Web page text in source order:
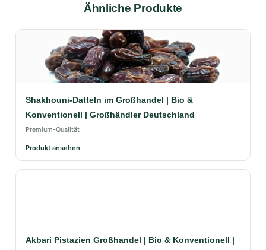
Ähnliche Produkte
Shakhouni-Datteln im Großhandel | Bio &
Konventionell | Großhändler Deutschland
Premium-Qualität
Produkt ansehen
Akbari Pistazien Großhandel | Bio & Konventionell |